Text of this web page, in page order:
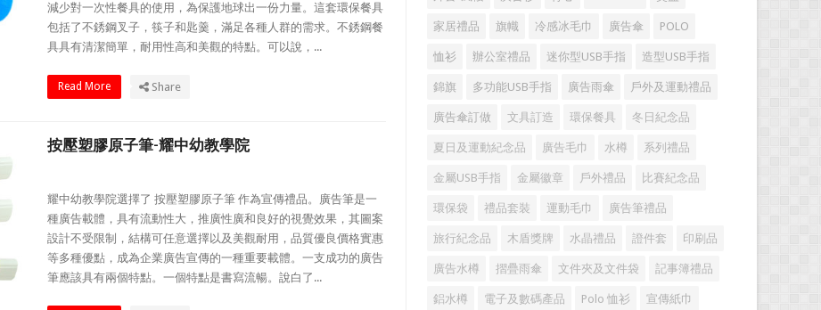
減少對一次性餐具的使用，為保護地球出一份力量。這套環保餐具
包括了不銹鋼叉子，筷子和匙羹，滿足各種人群的需求。不銹鋼餐
具具有清潔簡單，耐用性高和美觀的特點。可以說，...
Read More Share
按壓塑膠原子筆-耀中幼教學院
耀中幼教學院選擇了 按壓塑膠原子筆 作為宣傳禮品。廣告筆是一
種廣告載體，具有流動性大，推廣性廣和良好的視覺效果，其圖案
設計不受限制，結構可任意選擇以及美觀耐用，品質優良價格實惠
等多種優點，成為企業廣告宣傳的一種重要載體。一支成功的廣告
筆應該具有兩個特點。一個特點是書寫流暢。說白了...
家居禮品 旗幟 冷感冰毛巾 廣告傘 POLO
恤衫 辦公室禮品 迷你型USB手指 造型USB手指
錦旗 多功能USB手指 廣告雨傘 戶外及運動禮品
廣告傘訂做 文具訂造 環保餐具 冬日紀念品
夏日及運動紀念品 廣告毛巾 水樽 系列禮品
金屬USB手指 金屬徽章 戶外禮品 比賽紀念品
環保袋 禮品套裝 運動毛巾 廣告筆禮品
旅行紀念品 木盾獎牌 水晶禮品 證件套 印刷品
廣告水樽 摺疊雨傘 文件夾及文件袋 記事簿禮品
鋁水樽 電子及數碼產品 Polo 恤衫 宣傳紙巾